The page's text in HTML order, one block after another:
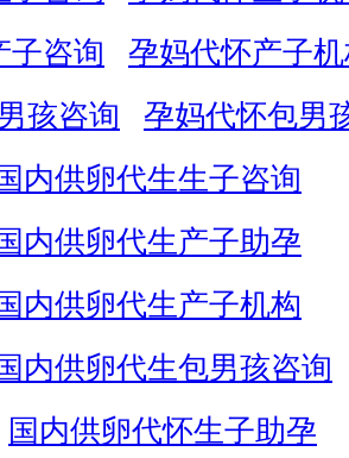
子咨询
孕妈代怀产子机
孩咨询
孕妈代怀包男
内供卵代生生子咨询
内供卵代生产子助孕
内供卵代生产子机构
内供卵代生包男孩咨询
国内供卵代怀生子助孕